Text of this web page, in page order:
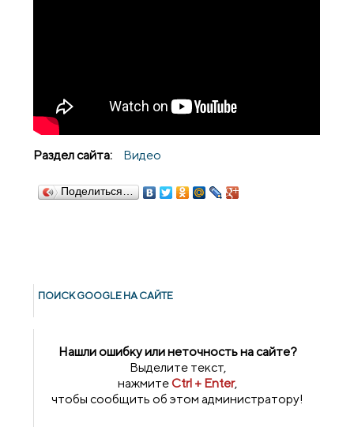
Раздел сайта: Видео
Поделиться…
ПОИСК GOОGLE НА САЙТЕ
Нашли ошибку или неточность на сайте?
Выделите текст,
нажмитеCtrl + Enter,
чтобы сообщить об этом администратору!